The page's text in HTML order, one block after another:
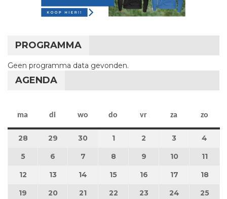
PROGRAMMA
Geen programma data gevonden.
AGENDA
ma maandag
di dinsdag
wo woensdag
do donderdag
vr vrijdag
za zaterdag
zo
28 28 april 2025
29 29 april 2025
30 30 april 2025
11 mei 2025
2 2 mei 2025
3 3 mei 2025
4
55 mei 2025
6 6 mei 2025
7 7 mei 2025
8 8 mei 2025
9 9 mei 2025
10 10 mei 2025
1111
12 12 mei 2025
13 13 mei 2025
14 14 mei 2025
15 15 mei 2025
16 16 mei 2025
17 17 mei 2025
18
19 19 mei 2025
20 20 mei 2025
21 21 mei 2025
22 22 mei 2025
23 23 mei 2025
24 24 mei 2025
2525